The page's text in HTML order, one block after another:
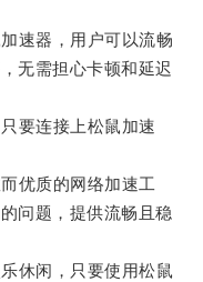
速器，用户可以流畅
无需担心卡顿和延迟
要连接上松鼠加速
优质的网络加速工
问题，提供流畅且稳
休闲，只要使用松鼠